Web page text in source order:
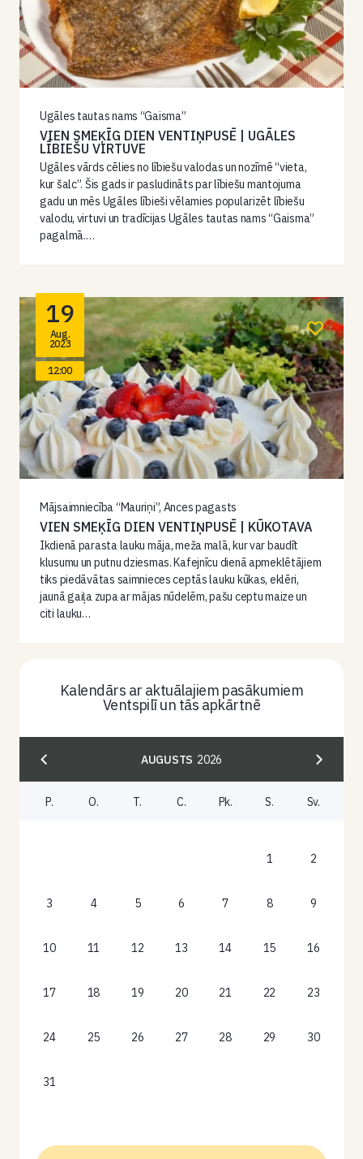
Ugāles tautas nams “Gaisma”
VIEN SMEĶĪG DIEN VENTIŅPUSĒ | UGĀLES
LĪBIEŠU VIRTUVE
Ugāles vārds cēlies no lībiešu valodas un nozīmē “vieta,
kur šalc”. Šis gads ir pasludināts par lībiešu mantojuma
gadu un mēs Ugāles lībieši vēlamies popularizēt lībiešu
valodu, virtuvi un tradīcijas Ugāles tautas nams “Gaisma”
pagalmā.…
19
Aug.
2023
12:00
Mājsaimniecība “Mauriņi”, Ances pagasts
VIEN SMEĶĪG DIEN VENTIŅPUSĒ | KŪKOTAVA
Ikdienā parasta lauku māja, meža malā, kur var baudīt
klusumu un putnu dziesmas. Kafejnīcu dienā apmeklētājiem
tiks piedāvātas saimnieces ceptās lauku kūkas, eklēri,
jaunā gaiļa zupa ar mājas nūdelēm, pašu ceptu maize un
citi lauku…
Kalendārs ar aktuālajiem pasākumiem
Ventspilī un tās apkārtnē
AUGUSTS 2026
P. O. T. C. Pk. S. Sv.
1 2
3 4 5 6 7 8 9
10 11 12 13 14 15 16
17 18 19 20 21 22 23
24 25 26 27 28 29 30
31